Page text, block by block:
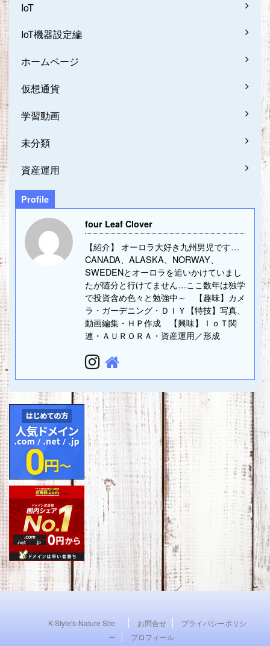
IoT
IoT機器設定編
ホームページ
仮想通貨
学習動画
未分類
資産運用
Profile
four Leaf Clover
【紹介】 オーロラ大好き九州男児です…
CANADA、ALASKA、NORWAY、
SWEDENとオーロラを追いかけていまし
たが随分と行けてません…ここ数年は独学
で投資含め色々と勉強中～ 【趣味】カメ
ラ・ガーデニング・ＤＩＹ【特技】写真、
動画編集・ＨＰ作成 【興味】ＩｏＴ関
連・ＡＵＲＯＲＡ・資産運用／形成
K-Style's-Nature Site お問合せ
プライバシーポリシ
ー
プロフィール